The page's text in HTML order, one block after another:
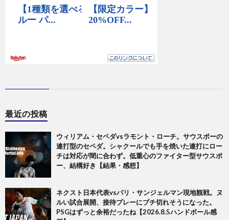
最近の投稿
ウィリアム・セペダvsラモント・ローチ。サウスポーの
連打型のセペダ。シャクールでも手を焼いた連打にロー
チは対応が間に合わず。低重心のファイター型サウスポ
ー、結構好き【結果・感想】
ネクスト日本代表vsパリ・サンジェルマン現地観戦。ヌ
ルい試合展開、接待プレーにブチ切れそうになった。
PSGはずっと余裕だったね【2026.8.5ハンドボール感